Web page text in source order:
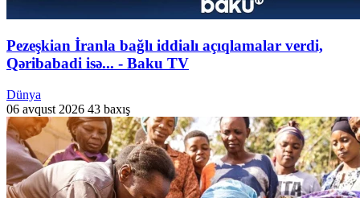
Pezeşkian İranla bağlı iddialı açıqlamalar verdi,
Qəribabadi isə... - Baku TV
Dünya
06 avqust 2026 43 baxış